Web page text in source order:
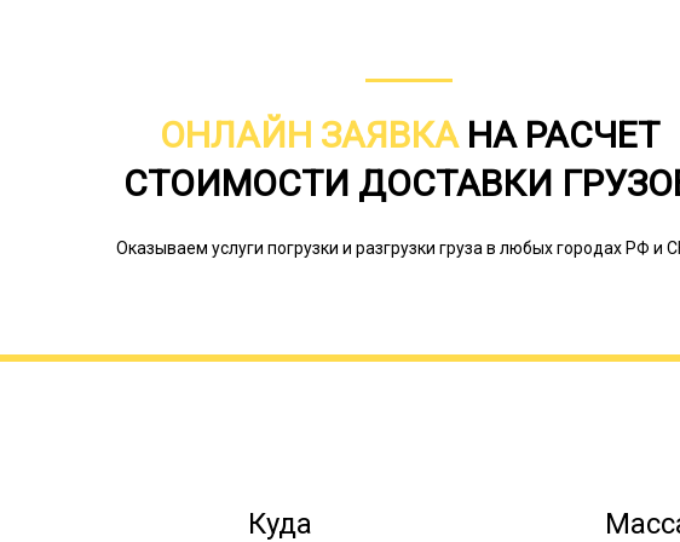
Это большие затраты на содержание
компанию является наиболее
тому же такой вариант пользования
ОНЛАЙН ЗАЯВКАНА РАСЧЕТ
СТОИМОСТИ ДОСТАВКИ
Оказываем услуги погрузки и разгрузки груза в любых городах РФ и
Куда